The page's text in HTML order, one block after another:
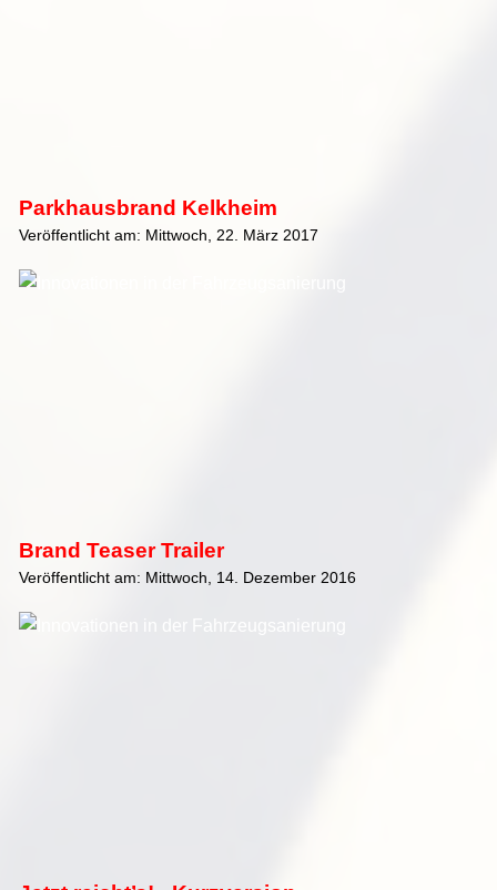
Parkhausbrand Kelkheim
Veröffentlicht am: Mittwoch, 22. März 2017
Brand Teaser Trailer
Veröffentlicht am: Mittwoch, 14. Dezember 2016